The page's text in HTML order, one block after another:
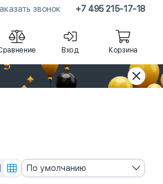
звонок +7 495 215-17-18
Вход Корзина
По умолчанию